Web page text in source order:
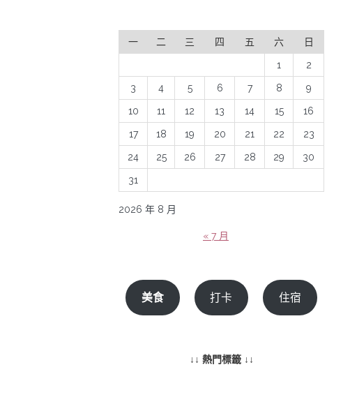
2026 年 8 月
一 二 三 四 五 六 日
1 2
3 4 5 6 7 8 9
10 11 12 13 14 15 16
17 18 19 20 21 22 23
24 25 26 27 28 29 30
31
« 7 月
美食 打卡 住宿
↓↓ 熱門標籤 ↓↓